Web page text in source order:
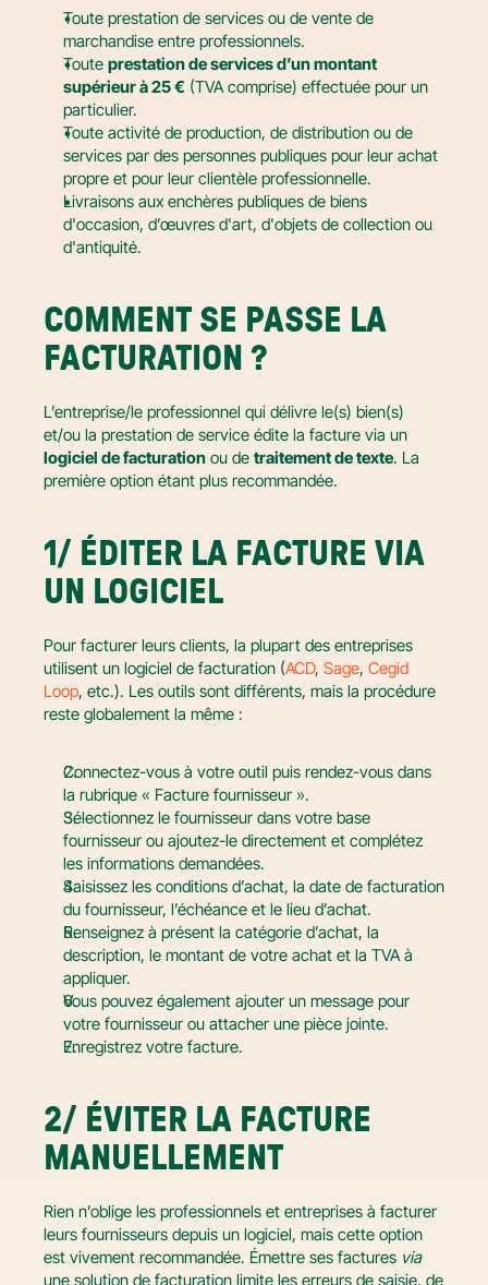
Toute prestation de services ou de vente de
marchandise entre professionnels.
Toute prestation de services d’un montant
supérieur à 25 € (TVA comprise) effectuée pour un
particulier.
Toute activité de production, de distribution ou de
services par des personnes publiques pour leur achat
propre et pour leur clientèle professionnelle.
Livraisons aux enchères publiques de biens
d'occasion, d’œuvres d'art, d'objets de collection ou
d'antiquité.
COMMENT SE PASSE LA
FACTURATION ?
L’entreprise/le professionnel qui délivre le(s) bien(s)
logiciel de facturation ou de traitement de texte. La
première option étant plus recommandée.
1/ ÉDITER LA FACTURE VIA
UN LOGICIEL
Pour facturer leurs clients, la plupart des entreprises
utilisent un logiciel de facturation (ACD, Sage, Cegid
Loop, etc.). Les outils sont différents, mais la procédure
reste globalement la même :
Connectez-vous à votre outil puis rendez-vous dans
la rubrique « Facture fournisseur ».
Sélectionnez le fournisseur dans votre base
fournisseur ou ajoutez-le directement et complétez
les informations demandées.
Saisissez les conditions d’achat, la date de facturation
du fournisseur, l’échéance et le lieu d’achat.
Renseignez à présent la catégorie d’achat, la
description, le montant de votre achat et la TVA à
appliquer.
Vous pouvez également ajouter un message pour
votre fournisseur ou attacher une pièce jointe.
Enregistrez votre facture.
2/ ÉVITER LA FACTURE
MANUELLEMENT
Rien n’oblige les professionnels et entreprises à facturer
leurs fournisseurs depuis un logiciel, mais cette option
est vivement recommandée. Émettre ses factures via
une solution de facturation limite les erreurs de saisie, de